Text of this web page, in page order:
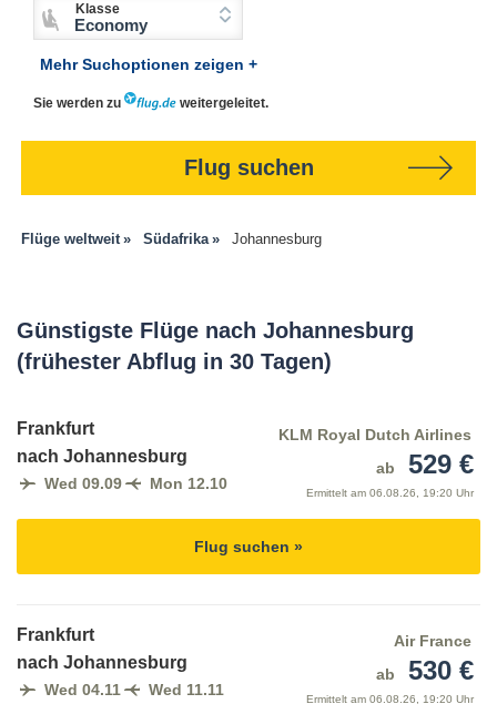
Klasse
Economy
Mehr Suchoptionen zeigen +
Sie werden zu weitergeleitet.
Flug suchen
Flüge weltweit Südafrika Johannesburg
Günstigste Flüge nach Johannesburg
(frühester Abflug in 30 Tagen)
Frankfurt
nach Johannesburg
Wed 09.09 Mon 12.10
KLM Royal Dutch Airlines
ab
529 €
Ermittelt am 06.08.26, 19:20 Uhr
Flug suchen »
Frankfurt
nach Johannesburg
Wed 04.11 Wed 11.11
Air France
ab
530 €
Ermittelt am 06.08.26, 19:20 Uhr